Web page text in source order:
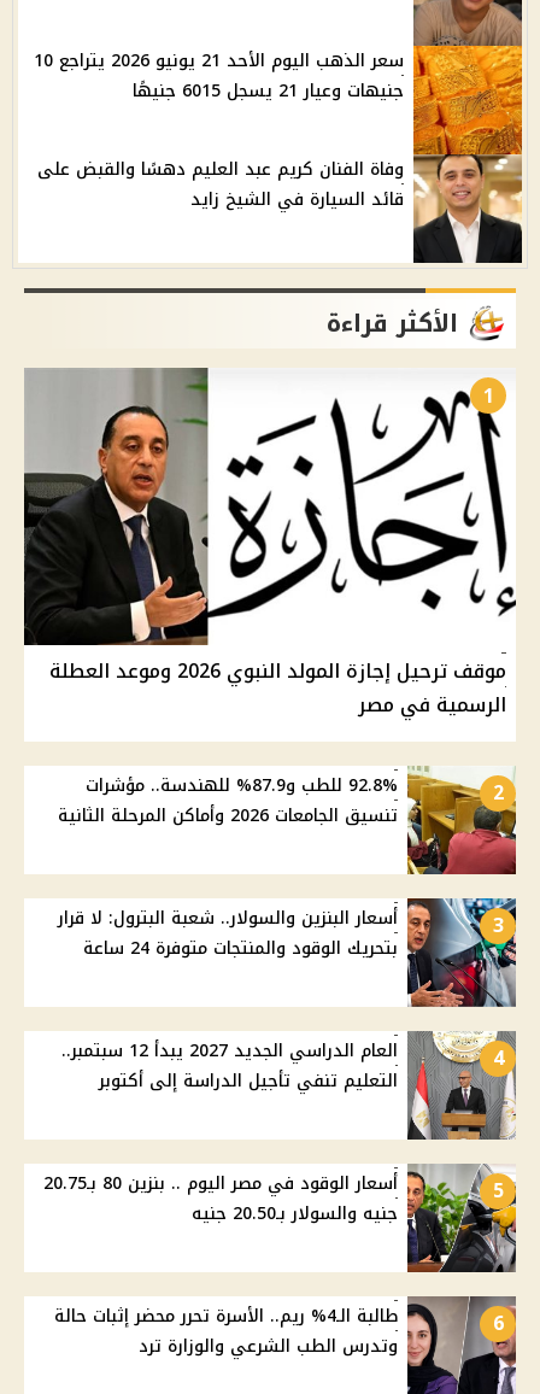
سعر الذهب اليوم الأحد 21 يونيو 2026 يتراجع 10
جنيهات وعيار 21 يسجل 6015 جنيهًا
وفاة الفنان كريم عبد العليم دهسًا والقبض على
قائد السيارة في الشيخ زايد
الأكثر قراءة
1
موقف ترحيل إجازة المولد النبوي 2026 وموعد العطلة
الرسمية في مصر
2
92.8% للطب و87.9% للهندسة.. مؤشرات
تنسيق الجامعات 2026 وأماكن المرحلة الثانية
3
أسعار البنزين والسولار.. شعبة البترول: لا قرار
بتحريك الوقود والمنتجات متوفرة 24 ساعة
4
العام الدراسي الجديد 2027 يبدأ 12 سبتمبر..
التعليم تنفي تأجيل الدراسة إلى أكتوبر
5
أسعار الوقود في مصر اليوم .. بنزين 80 بـ20.75
جنيه والسولار بـ20.50 جنيه
6
طالبة الـ4% ريم.. الأسرة تحرر محضر إثبات حالة
وتدرس الطب الشرعي والوزارة ترد